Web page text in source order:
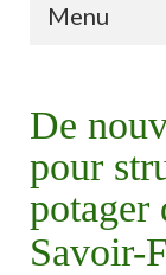
Menu
De
pour
potager
Savoir-